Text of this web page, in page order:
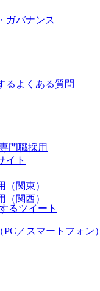
ガバナンス
るよくある質問
門職採用
イト
（関東）
（関西）
るツイート
／スマートフォン）